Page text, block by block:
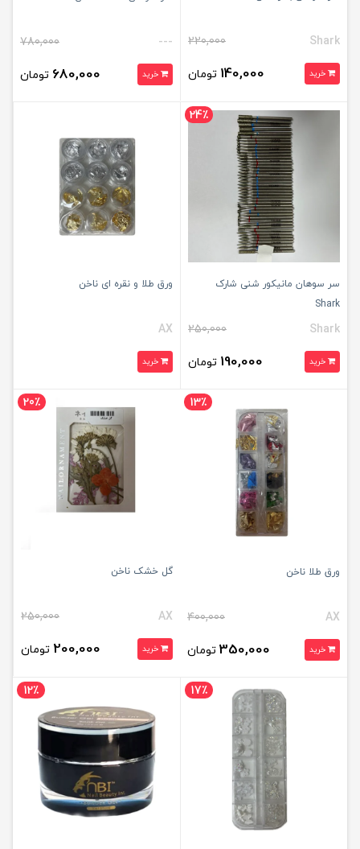
Shark
220,000
خرید 140,000 تومان
---
780,000
خرید 680,000 تومان
24٪
سر سوهان مانیکور شنی شارک
Shark
Shark
250,000
خرید 190,000 تومان
ورق طلا و نقره ای ناخن
AX
خرید
13٪
ورق طلا ناخن
AX
400,000
خرید 350,000 تومان
20٪
گل خشک ناخن
AX
250,000
خرید 200,000 تومان
17٪ 12٪